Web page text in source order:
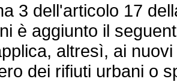
3 dell'articolo 17
è aggiunto il
altresì, ai
dei rifiuti urbani o